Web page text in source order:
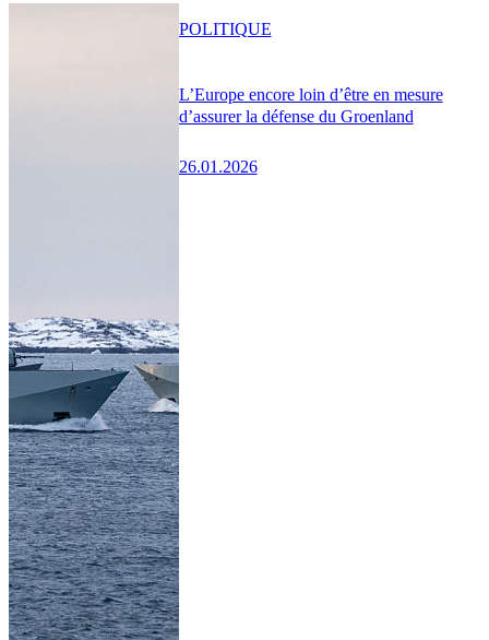
L’Europe encore loin d’être en mesure
d’assurer la défense du Groenland
26.01.2026
POLITIQUE